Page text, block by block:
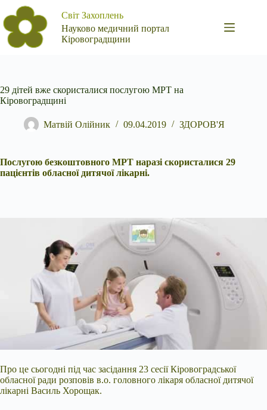
Перейти
до
вмісту
Світ Захоплень
Науково медичний портал
Кіровоградщини
29 дітей вже скористалися послугою МРТ на
Кіровоградщині
Матвій Олійник 09.04.2019 ЗДОРОВ'Я
Послугою безкоштовного МРТ наразі скористалися 29
пацієнтів обласної дитячої лікарні.
Про це сьогодні під час засідання 23 сесії Кіровоградської
обласної ради розповів в.о. головного лікаря обласної дитячої
лікарні Василь Хорощак.